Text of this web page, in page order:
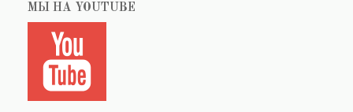
МЫ НА YOUTUBE